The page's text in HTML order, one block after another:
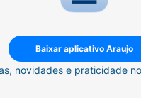
Baixar aplicativo Araujo
novidades e praticidade